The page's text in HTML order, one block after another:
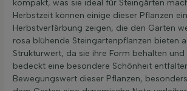
kompakt, was sie ideal für Steingärten
Herbstzeit können einige dieser Pflanzen
Herbstverfärbung zeigen, die den Garten
rosa blühende Steingartenpflanzen bieten
Strukturwert, da sie ihre Form behalten
bedeckt eine besondere Schönheit
Bewegungswert dieser Pflanzen,